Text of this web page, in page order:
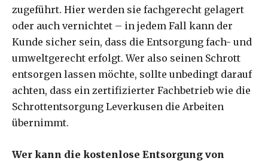
zugeführt. Hier werden sie fachgerecht gelagert
oder auch vernichtet – in jedem Fall kann der
Kunde sicher sein, dass die Entsorgung fach- und
umweltgerecht erfolgt. Wer also seinen Schrott
entsorgen lassen möchte, sollte unbedingt darauf
achten, dass ein zertifizierter Fachbetrieb wie die
Schrottentsorgung Leverkusen die Arbeiten
übernimmt.
Wer kann die kostenlose Entsorgung von